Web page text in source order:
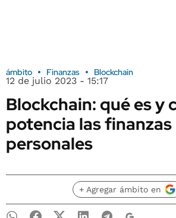
ámbito Finanzas Blockchain
12 de julio 2023 - 15:17
Blockchain: qué es y
potencia las finanzas
personales
+ Agregar ámbito en